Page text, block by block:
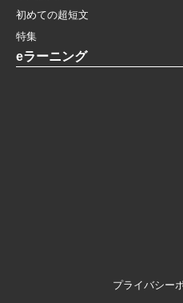
初めての超短文
特集
eラーニング
プライバシー